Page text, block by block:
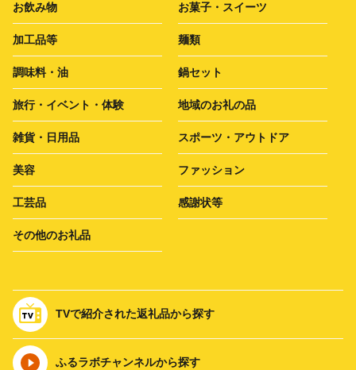
お飲み物 お菓子・スイーツ
加工品等 麺類
調味料・油 鍋セット
旅行・イベント・体験 地域のお礼の品
雑貨・日用品 スポーツ・アウトドア
美容 ファッション
工芸品 感謝状等
その他のお礼品
TVで紹介された返礼品から探す
ふるラボチャンネルから探す